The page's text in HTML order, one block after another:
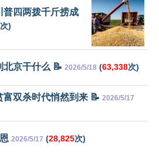
普四两拨千斤捞成
次)
北京干什么 📝 2026/5/18 (63,338次)
双杀时代悄然到来 📝 2026/5/17
2026/5/17 (28,825次)